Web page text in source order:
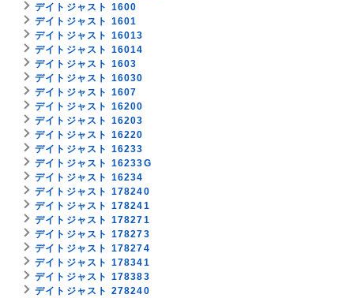
デイトジャスト 1600
デイトジャスト 1601
デイトジャスト 16013
デイトジャスト 16014
デイトジャスト 1603
デイトジャスト 16030
デイトジャスト 1607
デイトジャスト 16200
デイトジャスト 16203
デイトジャスト 16220
デイトジャスト 16233
デイトジャスト 16233G
デイトジャスト 16234
デイトジャスト 178240
デイトジャスト 178241
デイトジャスト 178271
デイトジャスト 178273
デイトジャスト 178274
デイトジャスト 178341
デイトジャスト 178383
デイトジャスト 278240